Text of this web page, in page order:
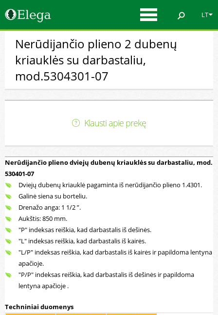
LT
Nerūdijančio plieno 2 dubenų
kriauklės su darbastaliu,
mod.5304301-07
Klausti apie prekę
Nerūdijančio plieno dviejų dubenų kriauklės su darbastaliu, mod.
530401-07
Dviejų dubenų kriauklė pagaminta iš nerūdijančio plieno 1.4301.
Galinė siena su borteliu.
Drenažo anga: 1 1/2 ”.
Aukštis: 850 mm.
"P" indeksas reiškia, kad darbastalis iš dešinės.
"L" indeksas reiškia, kad darbastalis iš kairės.
"L/P" indeksas reiškia, kad darbastalis iš kairės ir papildoma lentyna
apačioje.
"P/P" indeksas reiškia, kad darbastalis iš dešinės ir papildoma
lentyna apačioje .
Techniniai duomenys